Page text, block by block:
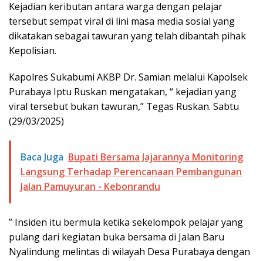
Kejadian keributan antara warga dengan pelajar
tersebut sempat viral di lini masa media sosial yang
dikatakan sebagai tawuran yang telah dibantah pihak
Kepolisian.
Kapolres Sukabumi AKBP Dr. Samian melalui Kapolsek
Purabaya Iptu Ruskan mengatakan, “ kejadian yang
viral tersebut bukan tawuran,” Tegas Ruskan. Sabtu
(29/03/2025)
Baca Juga Bupati Bersama Jajarannya Monitoring
Langsung Terhadap Perencanaan Pembangunan
Jalan Pamuyuran - Kebonrandu
” Insiden itu bermula ketika sekelompok pelajar yang
pulang dari kegiatan buka bersama di Jalan Baru
Nyalindung melintas di wilayah Desa Purabaya dengan